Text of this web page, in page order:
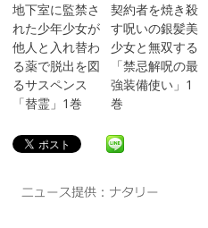
地下室に監禁さ
れた少年少女が
他人と入れ替わ
る薬で脱出を図
るサスペンス
「替霊」1巻
契約者を焼き殺
す呪いの銀髪美
少女と無双する
「禁忌解呪の最
強装備使い」1
巻